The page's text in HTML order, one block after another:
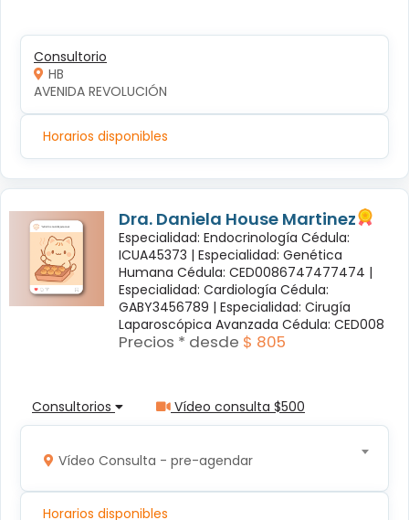
Consultorio
HB
AVENIDA REVOLUCIÓN
Horarios disponibles
Dra. Daniela House Martinez
Especialidad: Endocrinología Cédula:
ICUA45373 | Especialidad: Genética
Humana Cédula: CED0086747477474 |
Especialidad: Cardiología Cédula:
GABY3456789 | Especialidad: Cirugía
Laparoscópica Avanzada Cédula: CED008
Precios * desde $ 805
Consultorios Vídeo consulta $500
Vídeo Consulta - pre-agendar
Horarios disponibles